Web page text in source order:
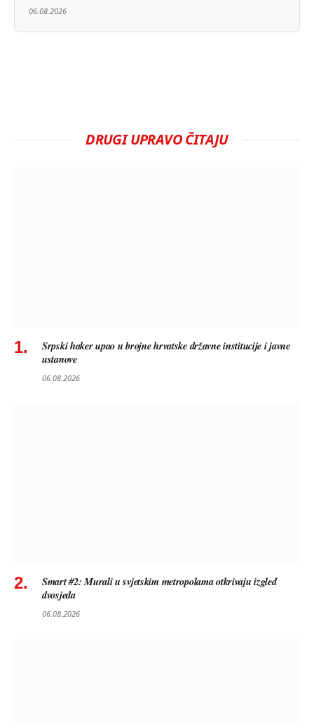
06.08.2026
DRUGI UPRAVO ČITAJU
Srpski haker upao u brojne hrvatske državne institucije i javne
ustanove
06.08.2026
Smart #2: Murali u svjetskim metropolama otkrivaju izgled
dvosjeda
06.08.2026